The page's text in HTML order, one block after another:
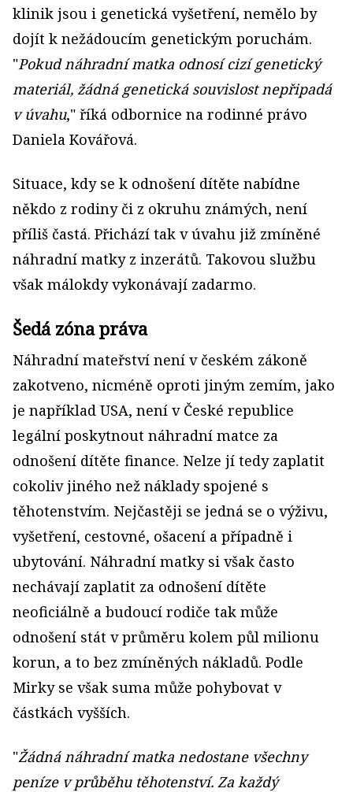
klinik jsou i genetická vyšetření, nemělo by
dojít k nežádoucím genetickým poruchám.
"Pokud náhradní matka odnosí cizí genetický
materiál, žádná genetická souvislost nepřipadá
v úvahu," říká odbornice na rodinné právo
Daniela Kovářová.
Situace, kdy se k odnošení dítěte nabídne
někdo z rodiny či z okruhu známých, není
příliš častá. Přichází tak v úvahu již zmíněné
náhradní matky z inzerátů. Takovou službu
však málokdy vykonávají zadarmo.
Šedá zóna práva
Náhradní mateřství není v českém zákoně
zakotveno, nicméně oproti jiným zemím, jako
je například USA, není v České republice
legální poskytnout náhradní matce za
odnošení dítěte finance. Nelze jí tedy zaplatit
cokoliv jiného než náklady spojené s
těhotenstvím. Nejčastěji se jedná se o výživu,
vyšetření, cestovné, ošacení a případně i
ubytování. Náhradní matky si však často
nechávají zaplatit za odnošení dítěte
neoficiálně a budoucí rodiče tak může
odnošení stát v průměru kolem půl milionu
korun, a to bez zmíněných nákladů. Podle
Mirky se však suma může pohybovat v
částkách vyšších.
"Žádná náhradní matka nedostane všechny
peníze v průběhu těhotenství. Za každý